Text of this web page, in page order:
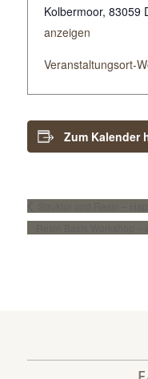
Kolbermoor, 83059
anzeigen
Veranstaltungsort-
Zum Kalender